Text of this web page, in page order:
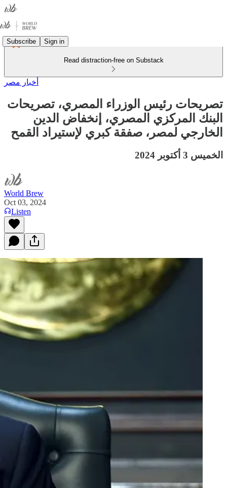
Subscribe Sign in
Read distraction-free on Substack
أخبار مصر
تصريحات رئيس الوزراء المصري، تصريحات
البنك المركزي المصري، إنخفاض الدين
الخارجي لمصر، صفقة كبري لإستيراد القمح
الخميس 3 أكتوبر 2024
World Brew
Oct 03, 2024
Listen